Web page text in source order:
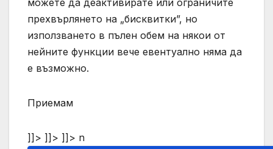
прехвърлянето на „бисквитки”, но
използването в пълен обем на някои от
нейните функции вече евентуално няма да
е възможно.
Приемам
]]> ]]> ]]> n